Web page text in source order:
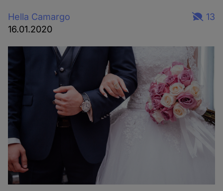
Hella Camargo
16.01.2020
13